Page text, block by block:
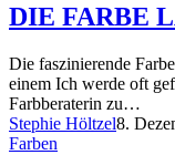
DIE FARBE
Die faszinierende
einem Ich werde oft
Farbberaterin zu…
Stephie Höltzel8.
Farben